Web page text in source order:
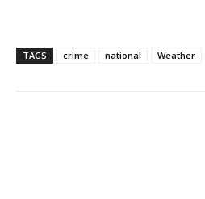
TAGS crime national Weather